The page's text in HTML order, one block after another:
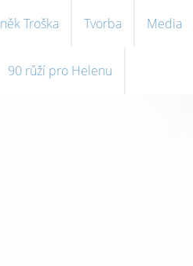
Troška Tvorba Media
90 růží pro Helenu